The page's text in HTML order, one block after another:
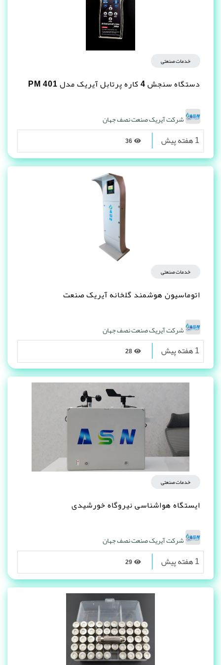
خدمات صنعتی
دستگاه سنجش 4 کاره پرتابل آیریک مدل PM 401
شرکت آیریک صنعت نصف جهان
1 هفته پیش
خدمات صنعتی
اتوماسیون هوشمند گلخانه آیریک صنعت
شرکت آیریک صنعت نصف جهان
1 هفته پیش
خدمات صنعتی
ایستگاه هواشناسی نیروگاه خورشیدی
شرکت آیریک صنعت نصف جهان
1 هفته پیش